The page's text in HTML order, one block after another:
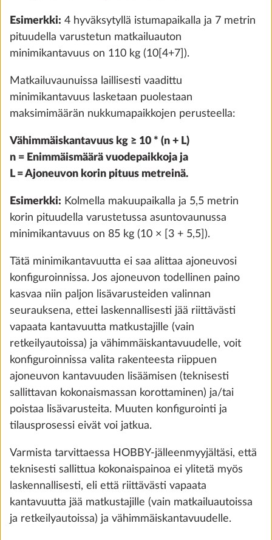
Käyttövesisäiliö 25 litraa
Käyttövesisäiliö 47 litraa
25,0 kg
250 €
Esimerkki: 4 hyväksytyllä istumapaikalla ja 7 metrin
pituudella varustetun matkailuauton
minimikantavuus on 110 kg (10[4+7]).
Matkailuvaunuissa laillisesti vaadittu
minimikantavuus lasketaan puolestaan
maksimimäärän nukkumapaikkojen perusteella:
Vähimmäiskantavuus kg ≥ 10 * (n + L)
n = Enimmäismäärä vuodepaikkoja ja
L = Ajoneuvon korin pituus metreinä.
Esimerkki: Kolmella makuupaikalla ja 5,5 metrin
korin pituudella varustetussa asuntovaunussa
minimikantavuus on 85 kg (10 × [3 + 5,5]).
Tätä minimikantavuutta ei saa alittaa ajoneuvosi
konfiguroinnissa. Jos ajoneuvon todellinen paino
kasvaa niin paljon lisävarusteiden valinnan
seurauksena, ettei laskennallisesti jää riittävästi
vapaata kantavuutta matkustajille (vain
retkeilyautoissa) ja vähimmäiskantavuudelle, voit
konfiguroinnissa valita rakenteesta riippuen
ajoneuvon kantavuuden lisäämisen (teknisesti
sallittavan kokonaismassan korottaminen) ja/tai
poistaa lisävarusteita. Muuten konfigurointi ja
tilausprosessi eivät voi jatkua.
Varmista tarvittaessa HOBBY-jälleenmyyjältäsi, että
teknisesti sallittua kokonaispainoa ei ylitetä myös
laskennallisesti, eli että riittävästi vapaata
kantavuutta jää matkustajille (vain matkailuautoissa
ja retkeilyautoissa) ja vähimmäiskantavuudelle.